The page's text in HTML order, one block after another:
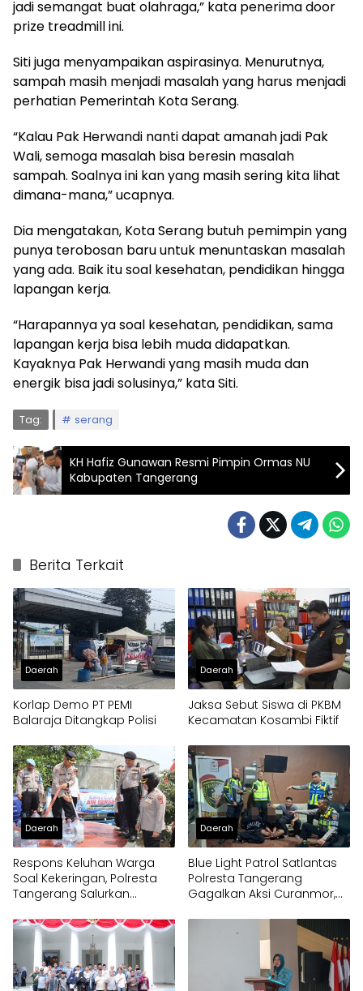
jadi semangat buat olahraga,” kata penerima door
prize treadmill ini.
Siti juga menyampaikan aspirasinya. Menurutnya,
sampah masih menjadi masalah yang harus menjadi
perhatian Pemerintah Kota Serang.
“Kalau Pak Herwandi nanti dapat amanah jadi Pak
Wali, semoga masalah bisa beresin masalah
sampah. Soalnya ini kan yang masih sering kita lihat
dimana-mana,” ucapnya.
Dia mengatakan, Kota Serang butuh pemimpin yang
punya terobosan baru untuk menuntaskan masalah
yang ada. Baik itu soal kesehatan, pendidikan hingga
lapangan kerja.
“Harapannya ya soal kesehatan, pendidikan, sama
lapangan kerja bisa lebih muda didapatkan.
Kayaknya Pak Herwandi yang masih muda dan
energik bisa jadi solusinya,” kata Siti.
Tag: serang
KH Hafiz Gunawan Resmi Pimpin Ormas NU
Kabupaten Tangerang
Berita Terkait
Daerah
Korlap Demo PT PEMI
Balaraja Ditangkap Polisi
Daerah
Jaksa Sebut Siswa di PKBM
Kecamatan Kosambi Fiktif
Daerah
Respons Keluhan Warga
Soal Kekeringan, Polresta
Tangerang Salurkan
Panongan
Daerah
Blue Light Patrol Satlantas
Polresta Tangerang
Gagalkan Aksi Curanmor,